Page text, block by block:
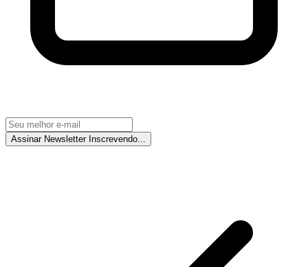
Assinar Newsletter Inscrevendo...